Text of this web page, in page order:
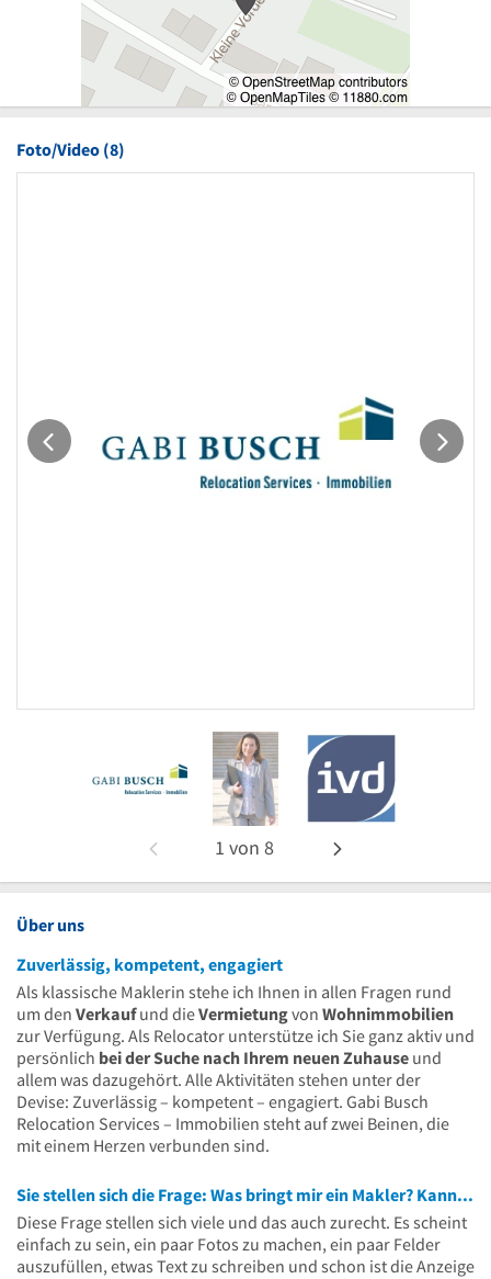
Foto/Video (8)
1 von 8
Über uns
Zuverlässig, kompetent, engagiert
Als klassische Maklerin stehe ich Ihnen in allen Fragen rund
um den Verkaufund dieVermietungvon Wohnimmobilien
zur Verfügung. Als Relocator unterstütze ich Sie ganz aktiv und
persönlich bei der Suche nach Ihrem neuen Zuhause und
allem was dazugehört. Alle Aktivitäten stehen unter der
Devise: Zuverlässig – kompetent – engagiert. Gabi Busch
Relocation Services – Immobilien steht auf zwei Beinen, die
mit einem Herzen verbunden sind.
Sie stellen sich die Frage: Was bringt mir ein Makler? Kann ich das nicht selbst?
Diese Frage stellen sich viele und das auch zurecht. Es scheint
einfach zu sein, ein paar Fotos zu machen, ein paar Felder
auszufüllen, etwas Text zu schreiben und schon ist die Anzeige